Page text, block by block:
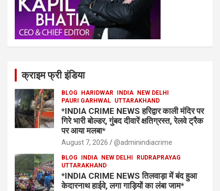
क्राइम फ्री इंडिया
BLOG HARIDWAR INDIA NEW DELHI
PAURI GARHWAL UTTARAKHAND
*INDIA CRIME NEWS हरिद्वार काली मंदिर पर
गिरे भारी बोल्डर, गुंबद दीवारें क्षतिग्रस्त, रेलवे ट्रैक
पर आया मलबा*
August 7, 2026 @adminindiacrime
BLOG INDIA NEW DELHI
RUDRAPRAYAG
UTTARAKHAND
*INDIA CRIME NEWS तिलवाड़ा में बंद हुआ
केदारनाथ हाईवे, लगा गाड़ियों का लंबा जाम*